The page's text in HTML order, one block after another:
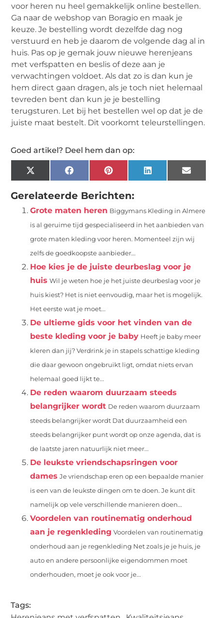
voor heren nu heel gemakkelijk online bestellen.
Ga naar de webshop van Boragio en maak je
keuze. Je bestelling wordt dezelfde dag nog
verstuurd en heb je daarom de volgende dag al in
huis. Pas op je gemak jouw nieuwe herenjeans
met verfspatten en beslis of deze aan je
verwachtingen voldoet. Als dat zo is dan kun je
hem direct gaan dragen, als je toch niet helemaal
tevreden bent dan kun je je bestelling
terugsturen. Let bij het bestellen wel op dat je de
juiste maat bestelt. Dit voorkomt teleurstellingen.
Goed artikel? Deel hem dan op:
X
(Twitter)
FacebookPinterestLinkedIn Email
Gerelateerde Berichten:
Grote maten heren Biggymans Kleding in Almere
is al geruime tijd gespecialiseerd in het aanbieden van
grote maten kleding voor heren. Momenteel zijn wij
zelfs de goedkoopste aanbieder...
Hoe kies je de juiste deurbeslag voor je
huis Wil je weten hoe je het juiste deurbeslag voor je
huis kiest? Het is niet eenvoudig, maar het is mogelijk.
Het eerste wat je moet...
De ultieme gids voor het vinden van de
beste kleding voor je baby Heeft je baby meer
kleren dan jij? Verdrink je in stapels schattige kleding
die daar gewoon ongebruikt ligt, omdat niets ervan
helemaal goed lijkt te...
De reden waarom duurzaam steeds
belangrijker wordt De reden waarom duurzaam
steeds belangrijker wordt Dat duurzaamheid een
steeds belangrijker punt wordt op onze agenda, dat is
de laatste jaren natuurlijk niet meer...
De leukste vriendschapsringen voor
dames Je vriendschap eren op een bepaalde manier
is een van de leukste dingen om te doen. Je kunt dit
namelijk op vele verschillende manieren doen...
Voordelen van routinematig onderhoud
aan je regenkleding Voordelen van routinematig
onderhoud aan je regenkleding Net zoals je je huis, je
auto en andere persoonlijke eigendommen moet
onderhouden, moet je ook voor je...
Tags: